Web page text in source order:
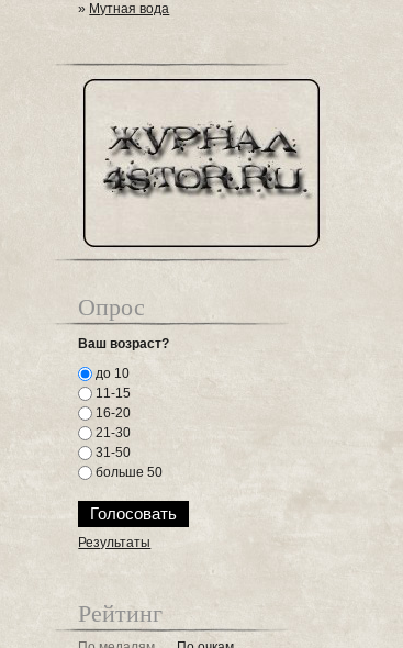
» Мутная вода
Опрос
Ваш возраст?
до 10
11-15
16-20
21-30
31-50
больше 50
Результаты
Рейтинг